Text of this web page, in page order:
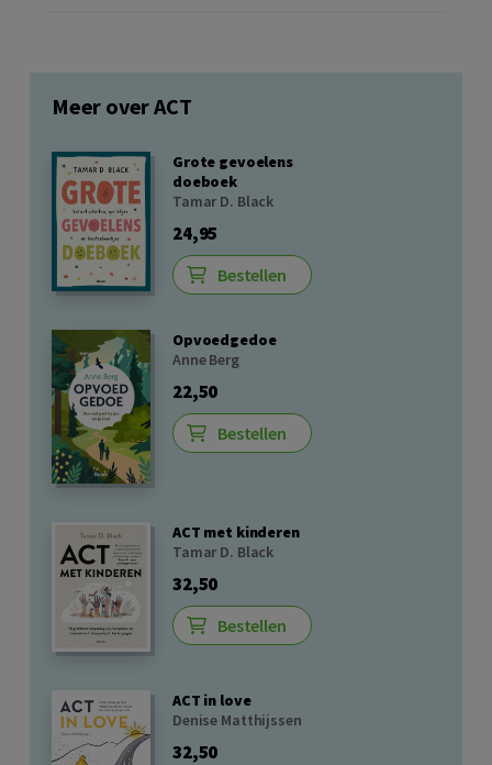
Meer over ACT
Grote gevoelens
doeboek
Tamar D. Black
24,95
Bestellen
Opvoedgedoe
Anne Berg
22,50
Bestellen
ACT met kinderen
Tamar D. Black
32,50
Bestellen
ACT in love
Denise Matthijssen
32,50